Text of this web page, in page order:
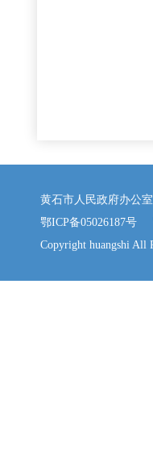
黄石市人民政府办公
鄂ICP备05026187号
Copyright huangshi